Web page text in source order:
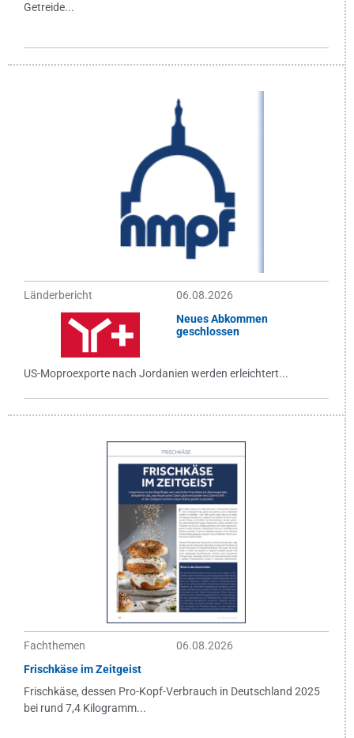
Getreide...
Länderbericht
06.08.2026
Neues Abkommen
geschlossen
US-Moproexporte nach Jordanien werden erleichtert...
Fachthemen
06.08.2026
Frischkäse im Zeitgeist
Frischkäse, dessen Pro-Kopf-Verbrauch in Deutschland 2025
bei rund 7,4 Kilogramm...